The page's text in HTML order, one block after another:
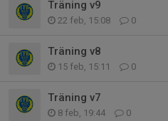
Träning v9
22 feb, 15:08 0
Träning v8
15 feb, 15:11 0
Träning v7
8 feb, 19:44 0